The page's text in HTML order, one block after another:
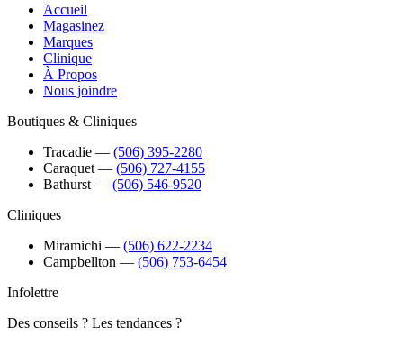
Accueil
Magasinez
Marques
Clinique
À Propos
Nous joindre
Boutiques & Cliniques
Tracadie ― (506) 395-2280
Caraquet ― (506) 727-4155
Bathurst ― (506) 546-9520
Cliniques
Miramichi ― (506) 622-2234
Campbellton ― (506) 753-6454
Infolettre
Des conseils ? Les tendances ?